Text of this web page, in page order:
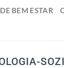
BEM ESTAR